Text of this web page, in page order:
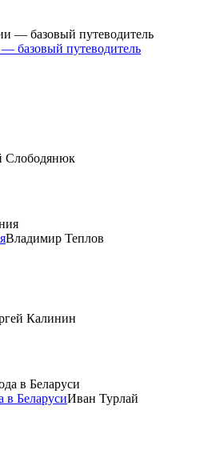
базовый путеводитель
Слободянюк
Владимир Теплов
Калинин
в БеларусиИван Турлай